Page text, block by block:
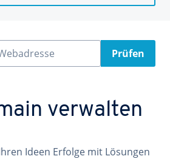
Prüfen
verwalten
Ideen Erfolge mit Lösungen